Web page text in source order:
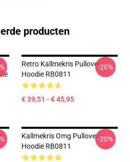
producten
Retro Kallmekris Pullover
Hoodie RB0811
€ 39,51 - € 45,95
-20%
Kallmekris Omg Pullover
Hoodie RB0811
-20%